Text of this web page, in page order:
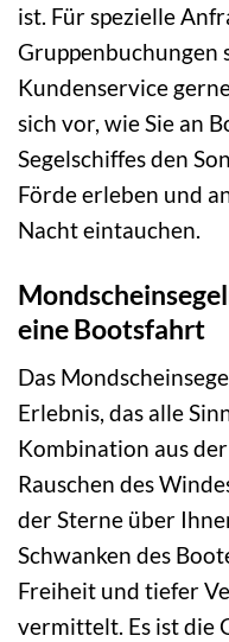
ist. Für spezielle
Gruppenbuchungen
Kundenservice
sich vor, wie Sie an
Segelschiffes den
Förde erleben und
Nacht eintauchen.
eine Bootsfahrt
Das
Erlebnis, das alle
Kombination aus
Rauschen des
der Sterne über
Schwanken des
Freiheit und tiefer
vermittelt. Es ist die